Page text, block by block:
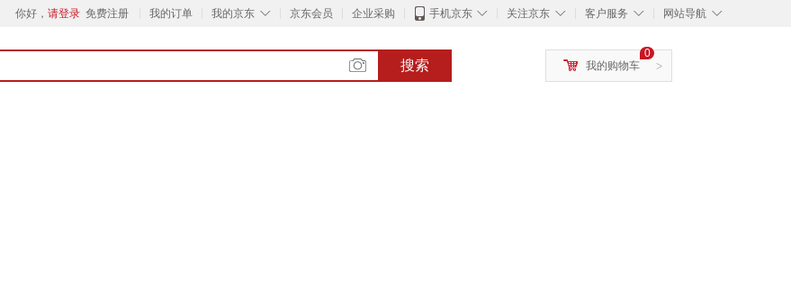
你好， 请登录 免费注册 我的订单 ◇
我的京东 京东会员 企业采购 ◇
手机京东 ◇
关注京东 ◇
客户服务 ◇
网站导航
搜索 >
0
我的购物车